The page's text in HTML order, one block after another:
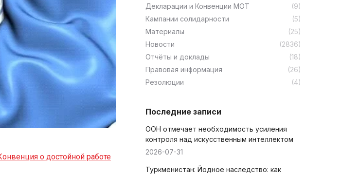
о достойной работе
Декларации и Конвенции МОТ
(9)
Кампании солидарности
(5)
Материалы
(25)
Новости
(2836)
Отчёты и доклады
(18)
Правовая информация
(26)
Резолюции
(4)
Последние записи
ООН отмечает необходимость усиления
контроля над искусственным интеллектом
2026-07-31
Туркменистан: Йодное наследство: как